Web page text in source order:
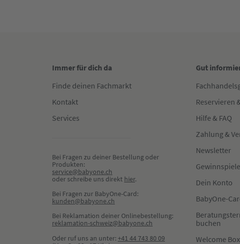
Immer für dich da
Finde deinen Fachmarkt
Kontakt
Services
Bei Fragen zu deiner Bestellung oder
Produkten:
service@babyone.ch
oder schreibe uns direkt hier.
Bei Fragen zur BabyOne-Card:
kunden@babyone.ch
Bei Reklamation deiner Onlinebestellung:
reklamation-schweiz@babyone.ch
Oder ruf uns an unter:+41 44 743 80 09
Gut
Reservieren
Hilfe & FAQ
Zahlung &
Newsletter
Gewinnspiele
Dein Konto
BabyOne-
buchen
Welcome Box